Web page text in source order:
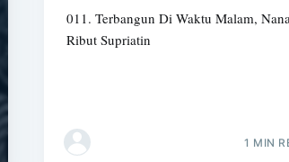
011. Terbangun Di Waktu Malam,
Ribut Supriatin
1 MIN